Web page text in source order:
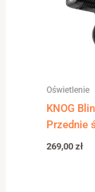
Oświetlenie
KNOG
Przednie
269,00zł